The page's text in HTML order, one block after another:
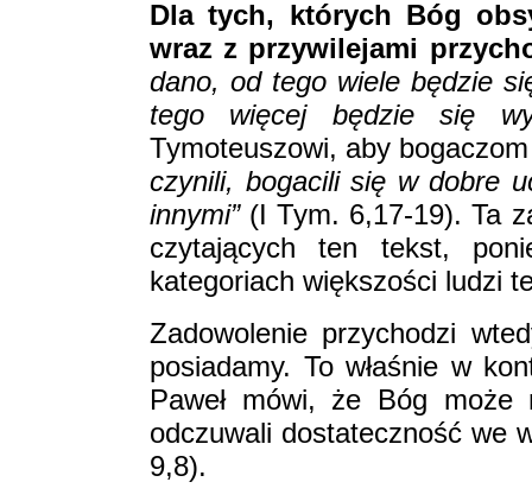
Dla tych, których Bóg
wraz z przywilejami
dano, od tego wiele będzie
tego więcej będzie się
Tymoteuszowi, aby
czynili, bogacili się w dobre
innymi”(I Tym. 6,17-19). Ta
czytających ten tekst,
kategoriach większości ludzi
Zadowolenie przychodzi
posiadamy. To właśnie w
Paweł mówi, że Bóg może
odczuwali dostateczność we
9,8).